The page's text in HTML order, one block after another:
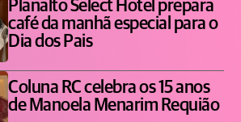
Planalto Select Hotel prepara
café da manhã especial para o
Dia dos Pais
Coluna RC celebra os 15 anos
de Manoela Menarim Requião